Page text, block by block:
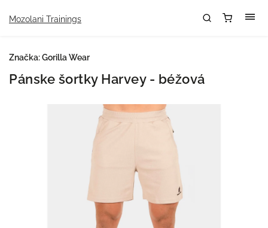
Mozolani Trainings
Pánske šortky Harvey - béžová
Značka:Gorilla Wear